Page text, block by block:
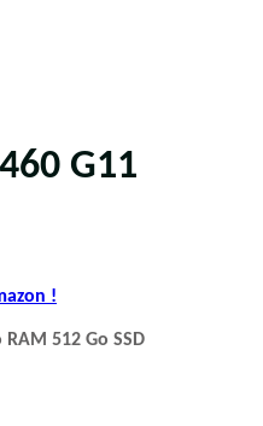
G11
!
512 Go SSD